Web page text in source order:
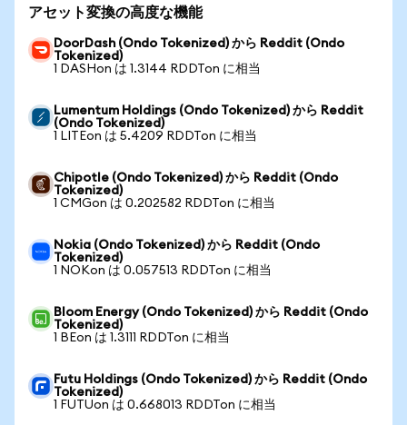
アセット変換の高度な機能
DoorDash (Ondo Tokenized) から Reddit (Ondo
Tokenized)
1 DASHon は 1.3144 RDDTon に相当
Lumentum Holdings (Ondo Tokenized) から Reddit
(Ondo Tokenized)
1 LITEon は 5.4209 RDDTon に相当
Chipotle (Ondo Tokenized) から Reddit (Ondo
Tokenized)
1 CMGon は 0.202582 RDDTon に相当
Nokia (Ondo Tokenized) から Reddit (Ondo
Tokenized)
1 NOKon は 0.057513 RDDTon に相当
Bloom Energy (Ondo Tokenized) から Reddit (Ondo
Tokenized)
1 BEon は 1.3111 RDDTon に相当
Futu Holdings (Ondo Tokenized) から Reddit (Ondo
Tokenized)
1 FUTUon は 0.668013 RDDTon に相当